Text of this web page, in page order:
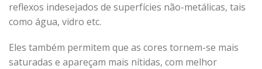
reflexos indesejados de superfícies não-metálicas, tais
como água, vidro etc.
Eles também permitem que as cores tornem-se mais
saturadas e apareçam mais nítidas, com melhor